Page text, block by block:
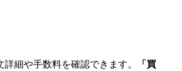
細や手数料を確認できます。
「買